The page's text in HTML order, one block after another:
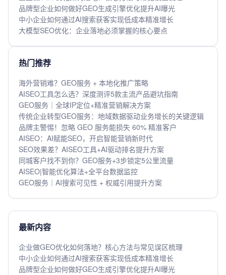
品牌型企业如何做好GEO生成引擎优化提升AI曝光
中小企业如何通过AI搜索获客实现低成本精准增长
大模型SEO优化：企业落地必须掌握的核心要点
热门推荐
海外营销难？GEO服务 + 本地化推广策略
AISEO工具怎么选？深度测评5款主流产品避坑指南
GEO服务｜全球IP定位+精准营销解决方案
传统企业转型GEO服务：地域数据驱动业务增长的关键逻辑
品牌主警惕！忽略 GEO 服务能损失 60% 精准客户
AISEO：AI赋能SEO，开启智能营销新时代
SEO效果差？AISEO工具+AI驱动排名提升方案
同城客户找不到你？GEO服务+3步锁定5公里流量
AISEO|智能优化算法+全平台数据监控
GEO服务｜AI搜索可见性 + 权威引用提升方案
最新内容
企业做GEO优化如何落地？核心方法与常见误区梳理
中小企业如何通过AI搜索获客实现低成本精准增长
品牌型企业如何做好GEO生成引擎优化提升AI曝光